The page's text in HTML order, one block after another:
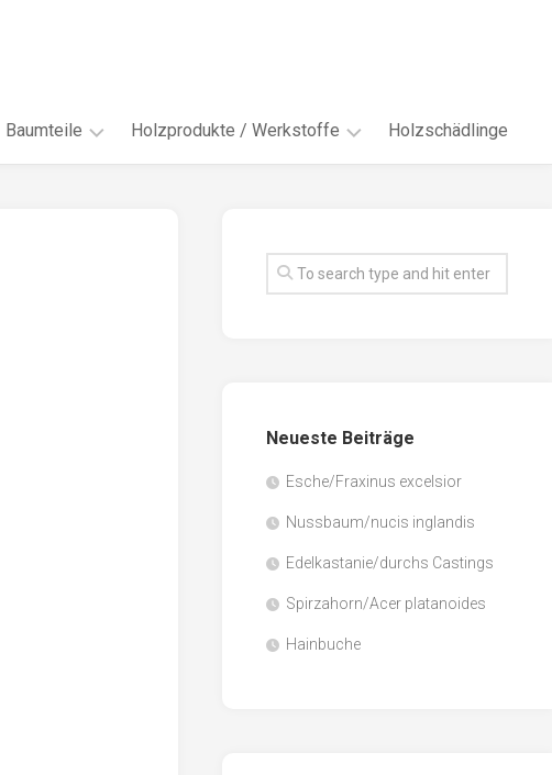
Baumteile Holzprodukte / Werkstoffe
Faserwerkstoffe
Sägenebenprodukte
Holzschädlinge
Neueste Beiträge
Esche/Fraxinus excelsior
Nussbaum/nucis inglandis
Edelkastanie/durchs Castings
Spirzahorn/Acer platanoides
Hainbuche